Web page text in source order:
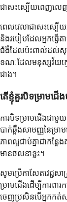
ជាសះស្បើយពេញលេញ ព្
ពេលវេលាជាសះស្បើ
និងរបៀបដែលអ្នកធ្វ
ជំងឺដែលប៉ះពាល់ដល់សុខ
ខណៈដែលមនុស្សវ័យក្
ជាង។
តើខ្ញុំគួរបិទម្រាមជ
ការបិទម្រាមជើងជាមួយ
បាក់ឆ្អឹងសាមញ្ញនៃម្រ
ភាពល្អជាប់គ្នាជាកន្ល
មានចលនាខ្លះ។
សូមប្រើកាសែតវេជ្ជស
ម្រាមជើងដើម្បីការពា
ចេញប្រសិនបើអ្នកកត់